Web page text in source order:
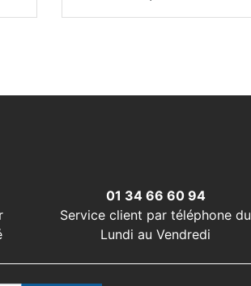
01 34 66 60 94
Service client par téléphone du
Lundi au Vendredi